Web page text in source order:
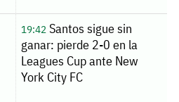
19:42Santos sigue sin
ganar: pierde 2-0 en la
Leagues Cup ante New
York City FC